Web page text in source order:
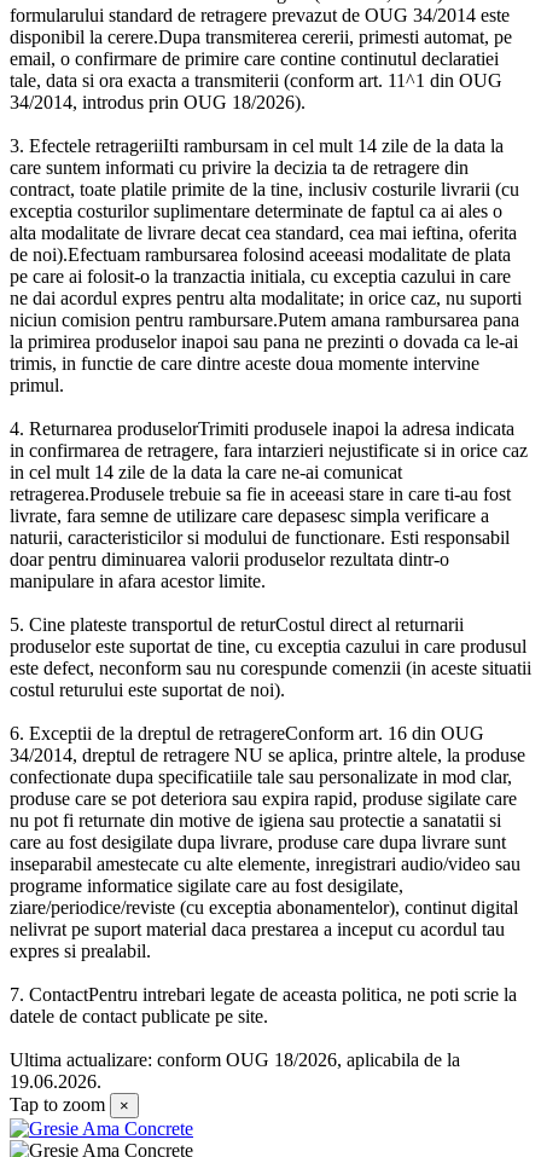
formularului standard de retragere prevazut de OUG 34/2014 este
disponibil la cerere.Dupa transmiterea cererii, primesti automat, pe
email, o confirmare de primire care contine continutul declaratiei
tale, data si ora exacta a transmiterii (conform art. 11^1 din OUG
34/2014, introdus prin OUG 18/2026).
3. Efectele retrageriiIti rambursam in cel mult 14 zile de la data la
care suntem informati cu privire la decizia ta de retragere din
contract, toate platile primite de la tine, inclusiv costurile livrarii (cu
exceptia costurilor suplimentare determinate de faptul ca ai ales o
alta modalitate de livrare decat cea standard, cea mai ieftina, oferita
de noi).Efectuam rambursarea folosind aceeasi modalitate de plata
pe care ai folosit-o la tranzactia initiala, cu exceptia cazului in care
ne dai acordul expres pentru alta modalitate; in orice caz, nu suporti
niciun comision pentru rambursare.Putem amana rambursarea pana
la primirea produselor inapoi sau pana ne prezinti o dovada ca le-ai
trimis, in functie de care dintre aceste doua momente intervine
primul.
4. Returnarea produselorTrimiti produsele inapoi la adresa indicata
in confirmarea de retragere, fara intarzieri nejustificate si in orice caz
in cel mult 14 zile de la data la care ne-ai comunicat
retragerea.Produsele trebuie sa fie in aceeasi stare in care ti-au fost
livrate, fara semne de utilizare care depasesc simpla verificare a
naturii, caracteristicilor si modului de functionare. Esti responsabil
doar pentru diminuarea valorii produselor rezultata dintr-o
manipulare in afara acestor limite.
5. Cine plateste transportul de returCostul direct al returnarii
produselor este suportat de tine, cu exceptia cazului in care produsul
este defect, neconform sau nu corespunde comenzii (in aceste situatii
costul returului este suportat de noi).
6. Exceptii de la dreptul de retragereConform art. 16 din OUG
34/2014, dreptul de retragere NU se aplica, printre altele, la produse
confectionate dupa specificatiile tale sau personalizate in mod clar,
produse care se pot deteriora sau expira rapid, produse sigilate care
nu pot fi returnate din motive de igiena sau protectie a sanatatii si
care au fost desigilate dupa livrare, produse care dupa livrare sunt
inseparabil amestecate cu alte elemente, inregistrari audio/video sau
programe informatice sigilate care au fost desigilate,
ziare/periodice/reviste (cu exceptia abonamentelor), continut digital
nelivrat pe suport material daca prestarea a inceput cu acordul tau
expres si prealabil.
7. ContactPentru intrebari legate de aceasta politica, ne poti scrie la
datele de contact publicate pe site.
Ultima actualizare: conform OUG 18/2026, aplicabila de la
19.06.2026.
Tap to zoom
×